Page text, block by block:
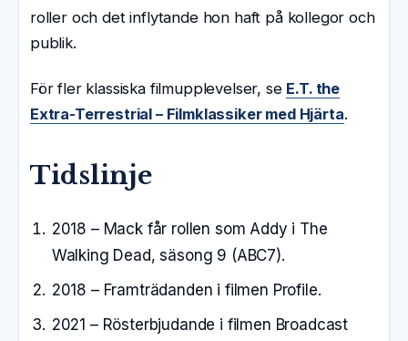
roller och det inflytande hon haft på kollegor och
publik.
För fler klassiska filmupplevelser, se E.T. the
Extra-Terrestrial – Filmklassiker med Hjärta.
Tidslinje
2018 – Mack får rollen som Addy i The
Walking Dead, säsong 9 (ABC7).
2018 – Framträdanden i filmen Profile.
2021 – Rösterbjudande i filmen Broadcast